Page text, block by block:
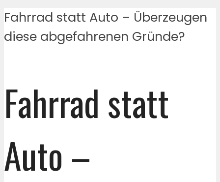
Fahrrad statt Auto – Überzeugen
diese abgefahrenen Gründe?
Fahrrad statt
Auto –